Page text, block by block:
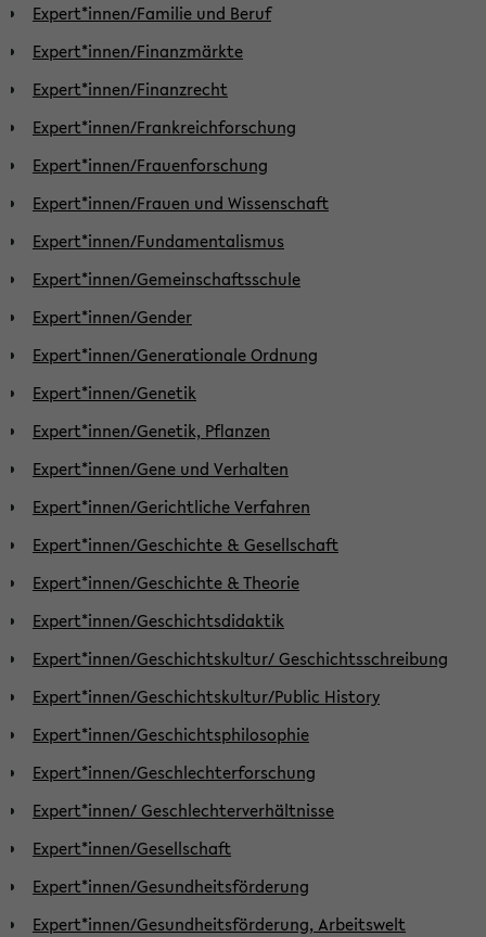
Expert*innen/Familie und Beruf
Expert*innen/Finanzmärkte
Expert*innen/Finanzrecht
Expert*innen/Frankreichforschung
Expert*innen/Frauenforschung
Expert*innen/Frauen und Wissenschaft
Expert*innen/Fundamentalismus
Expert*innen/Gemeinschaftsschule
Expert*innen/Gender
Expert*innen/Generationale Ordnung
Expert*innen/Genetik
Expert*innen/Genetik, Pflanzen
Expert*innen/Gene und Verhalten
Expert*innen/Gerichtliche Verfahren
Expert*innen/Geschichte & Gesellschaft
Expert*innen/Geschichte & Theorie
Expert*innen/Geschichtsdidaktik
Expert*innen/Geschichtskultur/ Geschichtsschreibung
Expert*innen/Geschichtskultur/Public History
Expert*innen/Geschichtsphilosophie
Expert*innen/Geschlechterforschung
Expert*innen/ Geschlechterverhältnisse
Expert*innen/Gesellschaft
Expert*innen/Gesundheitsförderung
Expert*innen/Gesundheitsförderung, Arbeitswelt